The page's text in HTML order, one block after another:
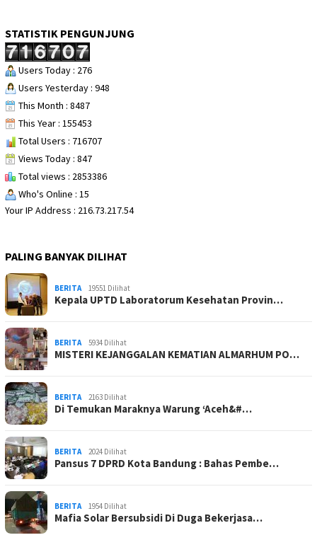
STATISTIK PENGUNJUNG
Users Today : 276
Users Yesterday : 948
This Month : 8487
This Year : 155453
Total Users : 716707
Views Today : 847
Total views : 2853386
Who's Online : 15
Your IP Address : 216.73.217.54
PALING BANYAK DILIHAT
BERITA 19551 Dilihat
Kepala UPTD Laboratorum Kesehatan Provin…
BERITA 5934 Dilihat
MISTERI KEJANGGALAN KEMATIAN ALMARHUM PO…
BERITA 2163 Dilihat
Di Temukan Maraknya Warung ‘Aceh&#…
BERITA 2024 Dilihat
Pansus 7 DPRD Kota Bandung : Bahas Pembe…
BERITA 1954 Dilihat
Mafia Solar Bersubsidi Di Duga Bekerjasa…